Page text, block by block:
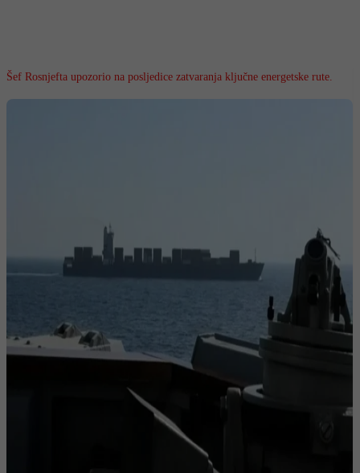
Šef Rosnjefta upozorio na posljedice zatvaranja ključne energetske rute.